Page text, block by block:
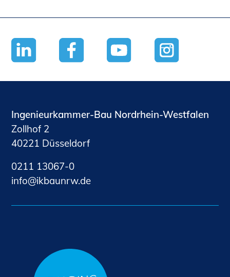
Ingenieurkammer-Bau Nordrhein-Westfalen
Zollhof 2
40221 Düsseldorf
0211 13067-0
nf
kb nrwd